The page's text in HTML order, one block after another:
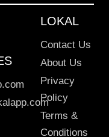
LOKAL
Contact Us
About Us
Privacy
Policy
Terms &
Conditions